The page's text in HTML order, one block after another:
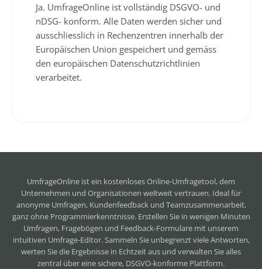
Ja. UmfrageOnline ist vollständig DSGVO- und
nDSG- konform. Alle Daten werden sicher und
ausschliesslich in Rechenzentren innerhalb der
Europäischen Union gespeichert und gemäss
den europäischen Datenschutzrichtlinien
verarbeitet.
UmfrageOnline ist ein kostenloses Online-Umfragetool, dem
Unternehmen und Organisationen weltweit vertrauen. Ideal für
anonyme Umfragen, Kundenfeedback und Teamzusammenarbeit,
ganz ohne Programmierkenntnisse. Erstellen Sie in wenigen Minuten
Umfragen, Fragebögen und Feedback-Formulare mit unserem
intuitiven Umfrage-Editor. Sammeln Sie unbegrenzt viele Antworten,
werten Sie die Ergebnisse in Echtzeit aus und verwalten Sie alles
zentral über eine sichere, DSGVO-konforme Plattform.